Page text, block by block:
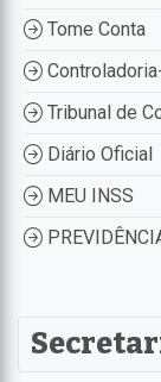
Tome Conta
Tribunal de
Diário Oficial
MEU INSS